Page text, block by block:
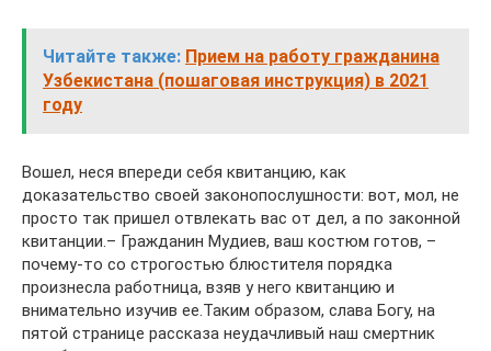
Читайте также: Прием на работу гражданина
Узбекистана (пошаговая инструкция) в 2021
году
Вошел, неся впереди себя квитанцию, как
доказательство своей законопослушности: вот, мол, не
просто так пришел отвлекать вас от дел, а по законной
квитанции.– Гражданин Мудиев, ваш костюм готов, –
почему-то со строгостью блюстителя порядка
произнесла работница, взяв у него квитанцию и
внимательно изучив ее.Таким образом, слава Богу, на
пятой странице рассказа неудачливый наш смертник